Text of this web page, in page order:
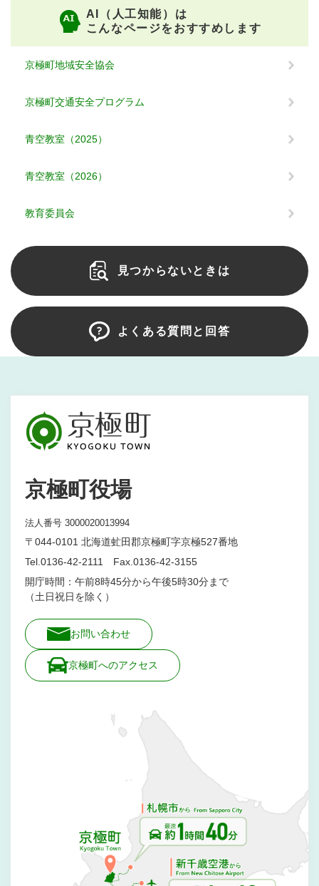
AI（人工知能）は
こんなページをおすすめします
京極町地域安全協会
京極町交通安全プログラム
青空教室（2025）
青空教室（2026）
教育委員会
見つからないときは
よくある質問と回答
京極町役場
法人番号 3000020013994
〒044-0101 北海道虻田郡京極町字京極527番地
Tel.0136-42-2111 Fax.0136-42-3155
開庁時間：午前8時45分から午後5時30分まで
（土日祝日を除く）
お問い合わせ
京極町へのアクセス